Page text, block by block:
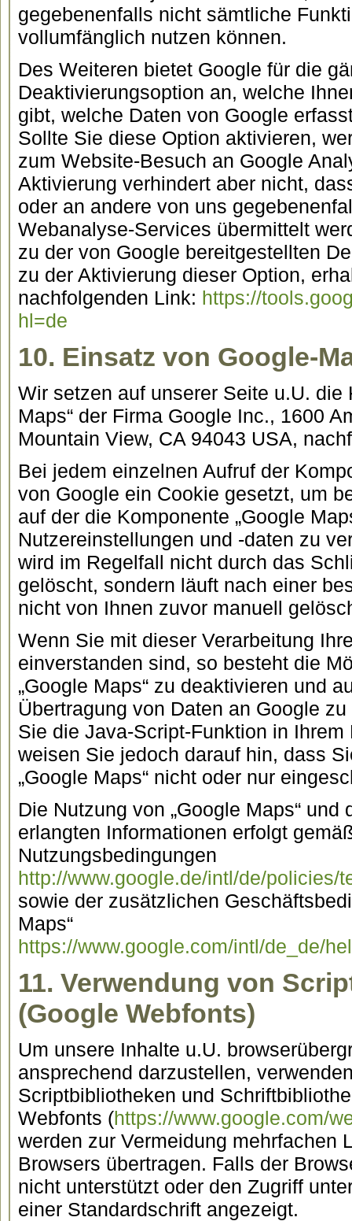
gegebenenfalls nicht sämtliche
vollumfänglich nutzen können.
Des Weiteren bietet Google für die
Deaktivierungsoption an, welche
gibt, welche Daten von Google
Sollte Sie diese Option aktivieren,
zum Website-Besuch an Google
Aktivierung verhindert aber nicht,
oder an andere von uns
Webanalyse-Services übermittelt
zu der von Google bereitgestellten
zu der Aktivierung dieser Option,
nachfolgenden Link: https://
hl=de
10. Einsatz von Google-
Wir setzen auf unserer Seite u.U. die
Maps“ der Firma Google Inc., 1600
Mountain View, CA 94043 USA,
Bei jedem einzelnen Aufruf der
von Google ein Cookie gesetzt, um
auf der die Komponente „Google
Nutzereinstellungen und -daten zu
wird im Regelfall nicht durch das
gelöscht, sondern läuft nach einer
nicht von Ihnen zuvor manuell
Wenn Sie mit dieser Verarbeitung
einverstanden sind, so besteht die
„Google Maps“ zu deaktivieren und
Übertragung von Daten an Google
Sie die Java-Script-Funktion in
weisen Sie jedoch darauf hin, dass
„Google Maps“ nicht oder nur
Die Nutzung von „Google Maps“ und
erlangten Informationen erfolgt
Nutzungsbedingungen
http://www.google.de/intl/de/policies/
sowie der zusätzlichen
Maps“
https://www.google.com/intl/de_de/
11. Verwendung von
(Google Webfonts)
Um unsere Inhalte u.U.
ansprechend darzustellen,
Scriptbibliotheken und
Webfonts (https://www.google.com/
werden zur Vermeidung mehrfachen
Browsers übertragen. Falls der
nicht unterstützt oder den Zugriff
einer Standardschrift angezeigt.